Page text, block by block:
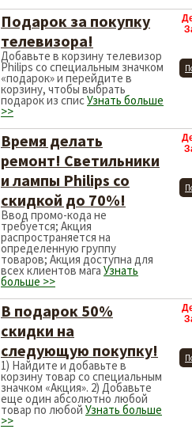
Подарок за покупку
телевизора!
Добавьте в корзину телевизор
Philips со специальным значком
«подарок» и перейдите в
корзину, чтобы выбрать
подарок из списУзнать больше
>>
Время делать
ремонт! Светильники
и лампы Philips со
скидкой до 70%!
Ввод промо-кода не
требуется; Акция
распространяется на
определенную группу
товаров; Акция доступна для
всех клиентов мага Узнать
больше >>
В подарок 50%
скидки на
следующую покупку!
1) Найдите и добавьте в
корзину товар со специальным
значком «Акция». 2) Добавьте
еще один абсолютно любой
товар по любой Узнать больше
>>